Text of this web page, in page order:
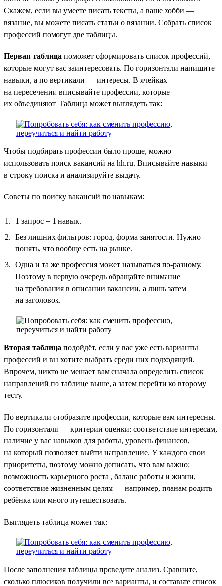
Скажем, если вы умеете писать тексты, а ваше хобби —
вязание, вы можете писать статьи о вязании. Собрать список
профессий помогут две таблицы.
Первая таблица поможет сформировать список профессий,
которые могут вас заинтересовать. По горизонтали напишите
навыки, а по вертикали — интересы. В ячейках
на пересечении вписывайте профессии, которые
их объединяют. Таблица может выглядеть так:
Чтобы подбирать профессии было проще, можно
использовать поиск вакансий на hh.ru. Вписывайте навыки
в строку поиска и анализируйте выдачу.
Советы по поиску вакансий по навыкам:
1 запрос = 1 навык.
Без лишних фильтров: город, форма занятости. Нужно
понять, что вообще есть на рынке.
Одна и та же профессия может называться по-разному.
Поэтому в первую очередь обращайте внимание
на требования в описании вакансии, а лишь затем
на заголовок.
Вторая таблица подойдёт, если у вас уже есть варианты
профессий и вы хотите выбрать среди них подходящий.
Впрочем, никто не мешает вам сначала определить список
направлений по таблице выше, а затем перейти ко второму
тесту.
По вертикали отобразите профессии, которые вам интересны.
По горизонтали — критерии оценки: соответствие интересам,
наличие у вас навыков для работы, уровень финансов,
на который позволяет выйти направление. У каждого свои
приоритеты, поэтому можно дописать, что вам важно:
возможность карьерного роста , баланс работы и жизни,
соответствие жизненным целям — например, планам родить
ребёнка или много путешествовать.
Выглядеть таблица может так:
После заполнения таблицы проведите анализ. Сравните,
сколько плюсиков получили все варианты, и составьте список